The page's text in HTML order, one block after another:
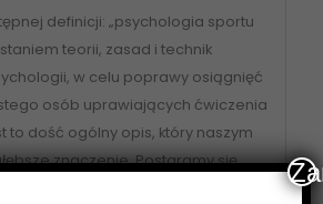
definicji: „psychologia sportu
teorii, zasad i technik
w celu poprawy osiągnięć
osób uprawiających ćwiczenia
to dość ogólny opis, który naszym
znaczenie. Postaramy się